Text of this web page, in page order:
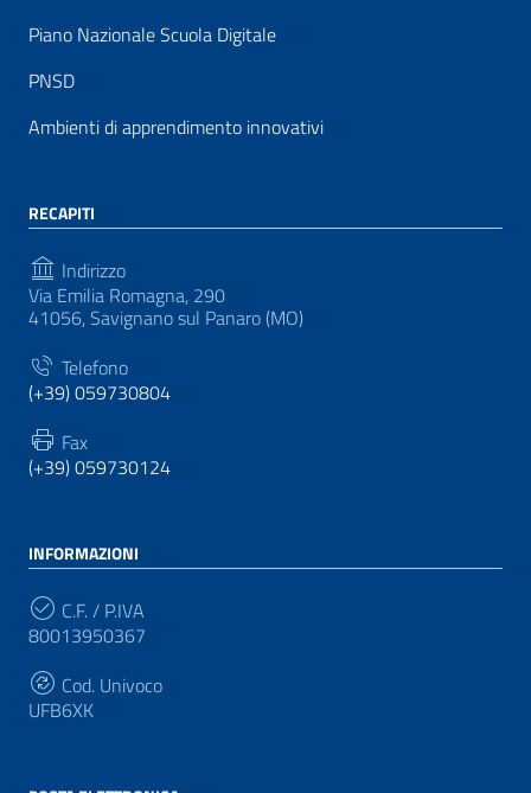
Piano Nazionale Scuola Digitale
PNSD
Ambienti di apprendimento innovativi
RECAPITI
Indirizzo
Via Emilia Romagna, 290
41056, Savignano sul Panaro (MO)
Telefono
(+39) 059730804
Fax
(+39) 059730124
INFORMAZIONI
C.F. / P.IVA
80013950367
Cod. Univoco
UFB6XK